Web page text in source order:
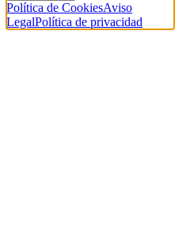
Política de CookiesAviso
LegalPolítica de privacidad